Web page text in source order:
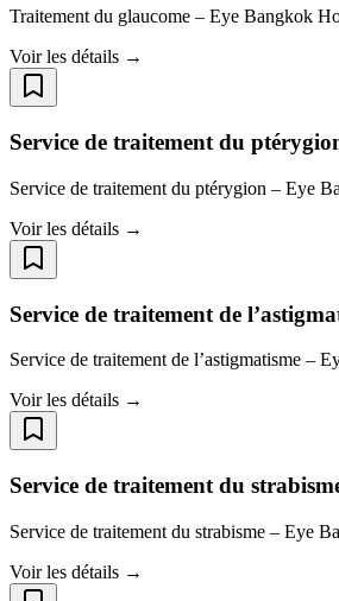
Traitement du glaucome – Eye Bangkok
Voir les détails →
Service de traitement du
Service de traitement du ptérygion – Eye
Voir les détails →
Service de traitement de
Service de traitement de l’astigmatisme –
Voir les détails →
Service de traitement du
Service de traitement du strabisme – Eye
Voir les détails →